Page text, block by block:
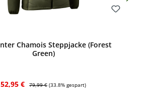
Chamois Steppjacke (Forest
Green)
Verkaufspreis:
52,95 € 79,99 € (33.8% gespart)